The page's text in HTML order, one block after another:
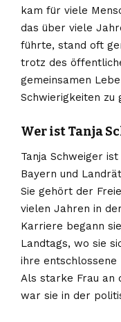
kam für viele
das über viele
führte, stand oft
trotz des
gemeinsamen
Schwierigkeiten zu
Wer ist Tanja
Tanja Schweiger
Bayern und
Sie gehört der
vielen Jahren in
Karriere begann
Landtags, wo sie
ihre entschlossene
Als starke Frau an
war sie in der